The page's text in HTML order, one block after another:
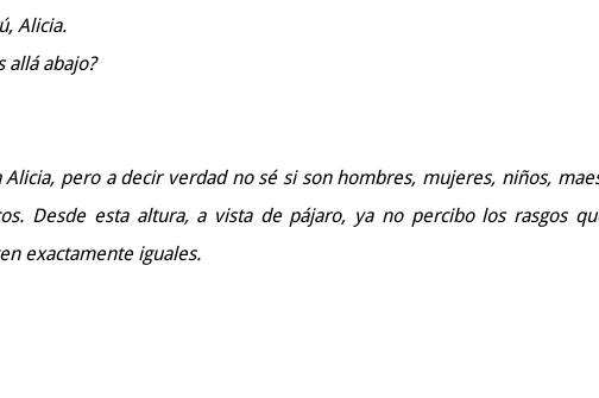
Alicia.
allá abajo?
pero a decir verdad no sé si son hombres, mujeres, niños,
Desde esta altura, a vista de pájaro, ya no percibo los rasgos
exactamente iguales.